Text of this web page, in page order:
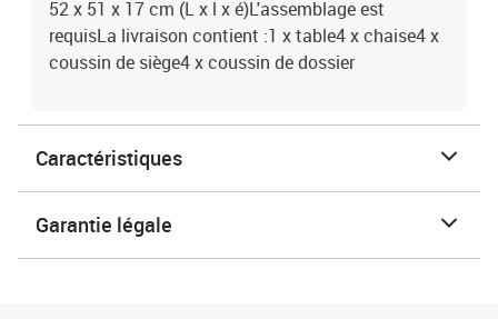
52 x 51 x 17 cm (L x l x é)L'assemblage est
requisLa livraison contient :1 x table4 x chaise4 x
coussin de siège4 x coussin de dossier
Caractéristiques
Garantie légale